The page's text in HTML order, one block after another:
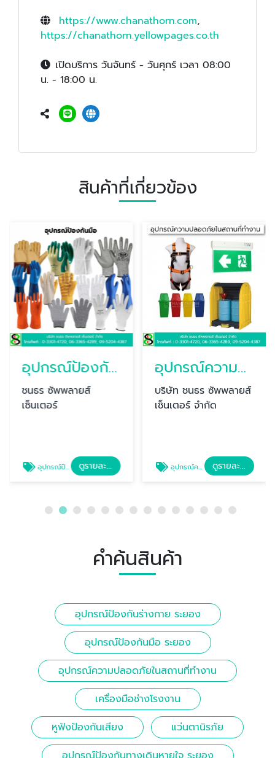
https://www.chanathorn.com,
https://chanathorn.yellowpages.co.th
เปิดบริการ วันจันทร์ - วันศุกร์ เวลา 08:00
น. - 18:00 น.
สินค้าที่เกี่ยวข้อง
อุปกรณ์ป้องกันมือ ระยอง
ชนธร ซัพพลายส์
เซ็นเตอร์
อุปกรณ์ป้องกันมือ ระยอง ดูรายละเอียด
อุปกรณ์ความปลอดภัยในสถานที่ทำงาน
บริษัท ชนธร ซัพพลายส์
เซ็นเตอร์ จำกัด
อุปกรณ์ความปลอดภัยในสถานที่ทำงาน ดูรายละเอียด
คำค้นสินค้า
อุปกรณ์ป้องกันร่างกาย ระยอง
อุปกรณ์ป้องกันมือ ระยอง
อุปกรณ์ความปลอดภัยในสถานที่ทำงาน
เครื่องมือช่างโรงงาน
หูฟังป้องกันเสียง
แว่นตานิรภัย